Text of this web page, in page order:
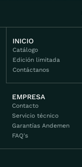
INICIO
Catálogo
Edición limitada
Contáctanos
EMPRESA
Contacto
Servicio técnico
Garantías Andemen
FAQ's